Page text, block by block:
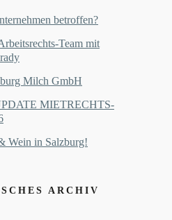
betroffen?
Team mit
Milch GmbH
MIETRECHTS-
Wein in Salzburg!
ARCHIV